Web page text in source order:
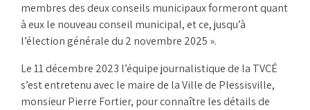
membres des deux conseils municipaux formeront quant
à eux le nouveau conseil municipal, et ce, jusqu’à
l’élection générale du 2 novembre 2025 ».
Le 11 décembre 2023 l’équipe journalistique de la TVCÉ
s’est entretenu avec le maire de la Ville de Plessisville,
monsieur Pierre Fortier, pour connaître les détails de